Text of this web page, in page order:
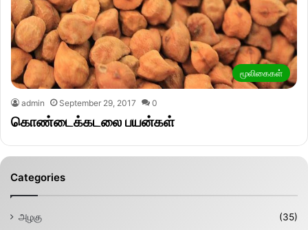
மூலிகைகள்
admin September 29, 2017 0
கொண்டைக்கடலை பயன்கள்
Categories
அழகு
(35)